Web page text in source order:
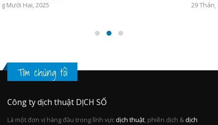
29 Tháng Tư, 2025
Tìm chúng tôi
Công ty dịch thuật DỊCH SỐ
Là một đơn vị hàng đầu trong lĩnh vực dịch thuật, phiên dịch & dịch